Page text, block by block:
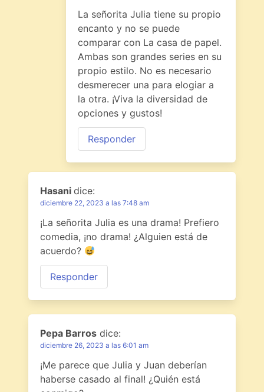
La señorita Julia tiene su propio
encanto y no se puede
comparar con La casa de papel.
Ambas son grandes series en su
propio estilo. No es necesario
desmerecer una para elogiar a
la otra. ¡Viva la diversidad de
opciones y gustos!
Responder
Hasani dice:
diciembre 22, 2023 a las 7:48 am
¡La señorita Julia es una drama! Prefiero
comedia, ¡no drama! ¿Alguien está de
acuerdo?
Responder
Pepa Barros dice:
diciembre 26, 2023 a las 6:01 am
¡Me parece que Julia y Juan deberían
haberse casado al final! ¿Quién está